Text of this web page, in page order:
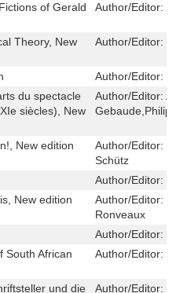
of Gerald
Author/Editor:
Theory, New
Author/Editor:
Author/Editor:
du spectacle
siècles), New
Author/Editor:
New edition Author/Editor:
Schütz
Author/Editor:
New edition
Author/Editor:
Ronveaux
Author/Editor:
South African
Author/Editor:
und die
Author/Editor: